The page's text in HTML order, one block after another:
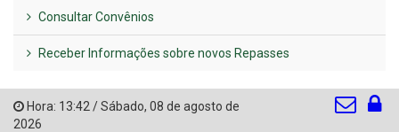
Consultar Convênios
Receber Informações sobre novos Repasses
Hora: 13:42 /Sábado, 08 de agosto de
2026